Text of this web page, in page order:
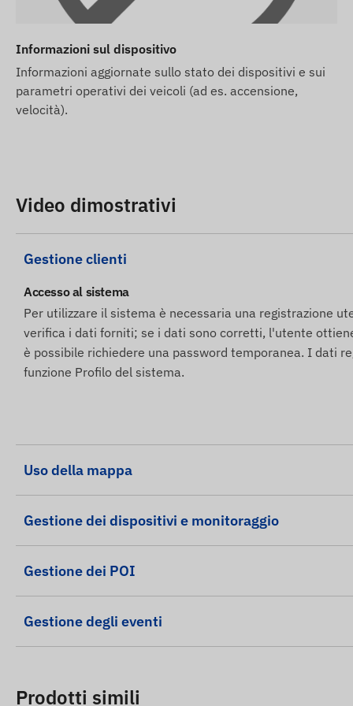
Se acquisti la scheda SIM da noi insieme al
continuo della scheda – non avrai alcun compito
In caso di abbonamento software, se oltre alle
SMS del nostro software, acquista una carta di credito
parametri o l'imballaggio del prodotto senza preavviso
web avviene dopo il rilevamento e la valutazione delle
Informazioni sul dispositivo
Informazioni aggiornate sullo stato dei dispositivi e sui
parametri operativi dei veicoli (ad es. accensione,
velocità).
Video dimostrativi
Gestione clienti
Accesso al sistema
Per utilizzare il sistema è necessaria una registrazione
verifica i dati forniti; se i dati sono corretti, l'utente
è possibile richiedere una password temporanea. I dati
funzione Profilo del sistema.
Uso della mappa
Gestione dei dispositivi e monitoraggio
Gestione dei POI
Gestione degli eventi
Prodotti simili